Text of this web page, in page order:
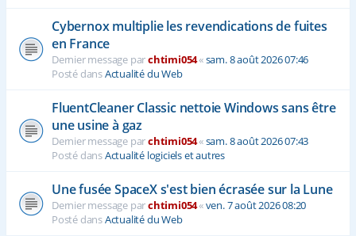
Cybernox multiplie les revendications de fuites
en France
Dernier message parchtimi054«sam. 8 août 2026 07:46
Posté dansActualité du Web
FluentCleaner Classic nettoie Windows sans être
une usine à gaz
Dernier message parchtimi054«sam. 8 août 2026 07:43
Posté dansActualité logiciels et autres
Une fusée SpaceX s'est bien écrasée sur la Lune
Dernier message parchtimi054«ven. 7 août 2026 08:20
Posté dansActualité du Web